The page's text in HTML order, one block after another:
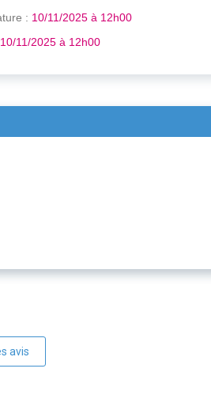
: 10/11/2025 à 12h00
10/11/2025 à 12h00
avis